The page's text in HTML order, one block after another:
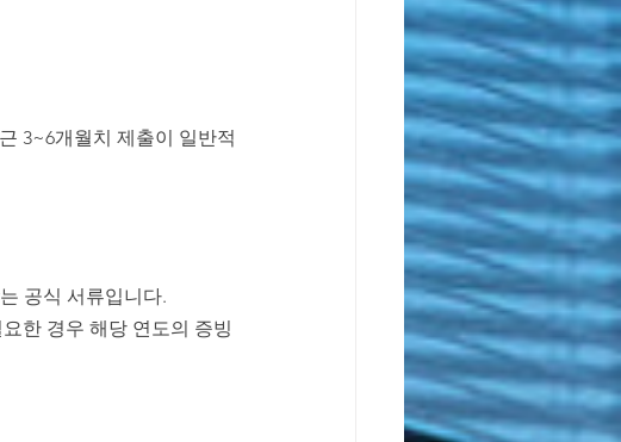
3~6개월치 제출이 일반적
공식 서류입니다.
한 경우 해당 연도의 증빙